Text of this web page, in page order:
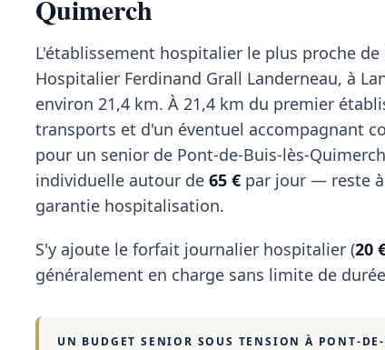
Quimerch
L'établissement hospitalier le plus proche
Hospitalier Ferdinand Grall Landerneau, à
environ 21,4 km. À 21,4 km du premier
transports et d'un éventuel accompagnant
pour un senior de Pont-de-Buis-lès-
individuelle autour de 65 € par jour — reste
garantie hospitalisation.
S'y ajoute le forfait journalier hospitalier (20
généralement en charge sans limite de
UN BUDGET SENIOR SOUS TENSION À PONT-